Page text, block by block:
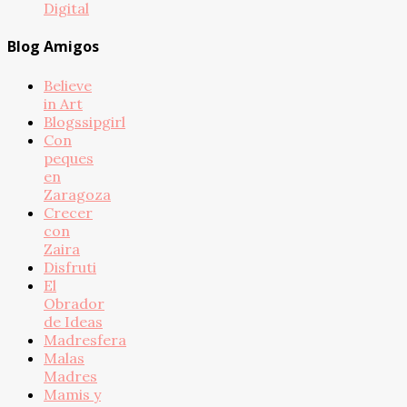
Digital
Blog Amigos
Believe
in Art
Blogssipgirl
Con
peques
en
Zaragoza
Crecer
con
Zaira
Disfruti
El
Obrador
de Ideas
Madresfera
Malas
Madres
Mamis y